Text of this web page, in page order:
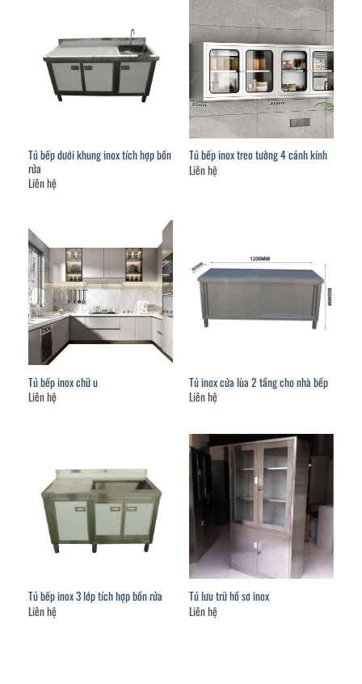
Tủ bếp dưới khung inox tích hợp bồn
rửa
Liên hệ
Tủ bếp inox treo tường 4 cánh kính
Liên hệ
Tủ bếp inox chữ u
Liên hệ
Tủ inox cửa lùa 2 tầng cho nhà bếp
Liên hệ
Tủ bếp inox 3 lớp tích hợp bồn rửa
Liên hệ
Tủ lưu trữ hồ sơ inox
Liên hệ